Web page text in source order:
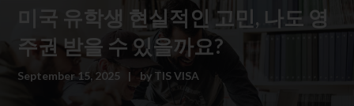
미국 유학생 현실적인 고민, 나도 영
주권 받을 수 있을까요​?
September 15, 2025 by TIS VISA